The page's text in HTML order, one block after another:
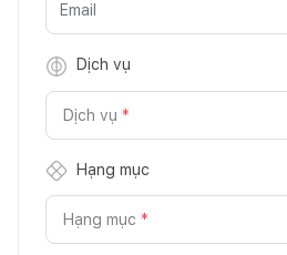
Dịch vụ
Dịch vụ *
Hạng mục
Hạng mục *